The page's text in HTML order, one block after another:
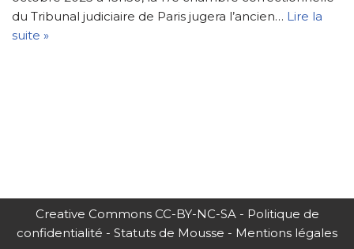
du Tribunal judiciaire de Paris jugera l’ancien… Lire la
suite »
Creative Commons CC-BY-NC-SA - Politique de
confidentialité - Statuts de Mousse - Mentions légales